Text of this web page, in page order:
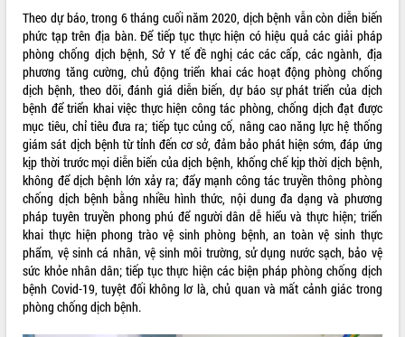
Hôm nay: 10369
Tất cả: 66023109
Theo dự báo, trong 6 tháng cuối năm 2020, dịch bệnh vẫn còn diễn biến
phức tạp trên địa bàn. Để tiếp tục thực hiện có hiệu quả các giải pháp
phòng chống dịch bệnh, Sở Y tế đề nghị các các cấp, các ngành, địa
phương tăng cường, chủ động triển khai các hoạt động phòng chống
dịch bệnh, theo dõi, đánh giá diễn biến, dự báo sự phát triển của dịch
bệnh để triển khai việc thực hiện công tác phòng, chống dịch đạt được
mục tiêu, chỉ tiêu đưa ra; tiếp tục củng cố, nâng cao năng lực hệ thống
giám sát dịch bệnh từ tỉnh đến cơ sở, đảm bảo phát hiện sớm, đáp ứng
kịp thời trước mọi diễn biến của dịch bệnh, khống chế kịp thời dịch bệnh,
không để dịch bệnh lớn xảy ra; đẩy mạnh công tác truyền thông phòng
chống dịch bệnh bằng nhiều hình thức, nội dung đa dạng và phương
pháp tuyên truyền phong phú để người dân dễ hiểu và thực hiện; triển
khai thực hiện phong trào vệ sinh phòng bệnh, an toàn vệ sinh thực
phẩm, vệ sinh cá nhân, vệ sinh môi trường, sử dụng nước sạch, bảo vệ
sức khỏe nhân dân; tiếp tục thực hiện các biện pháp phòng chống dịch
bệnh Covid-19, tuyệt đối không lơ là, chủ quan và mất cảnh giác trong
phòng chống dịch bệnh.